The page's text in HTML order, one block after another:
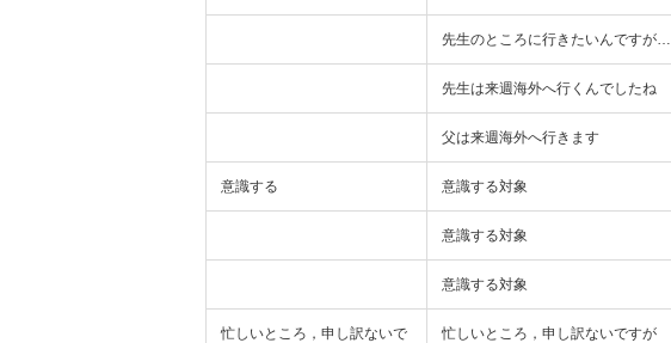
先生のところに行きたいんですが…
先生は来週海外へ行くんでしたね
父は来週海外へ行きます
意識する 意識する対象
意識する対象
意識する対象
忙しいところ，申し訳ないで
忙しいところ，申し訳ないですが